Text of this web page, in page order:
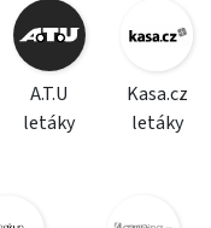
A.T.U
letáky
Kasa.cz
letáky